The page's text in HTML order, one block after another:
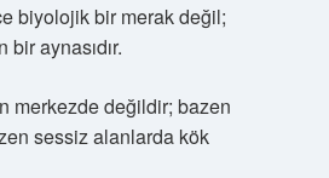
biyolojik bir merak değil;
aynasıdır.
merkezde değildir; bazen
sessiz alanlarda kök